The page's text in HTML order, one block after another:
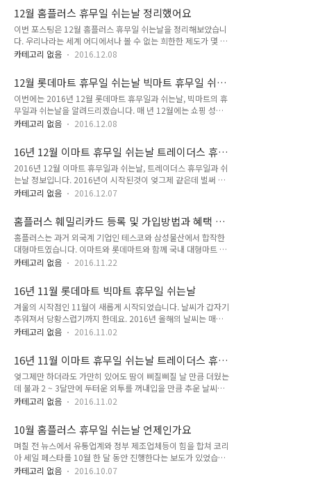
양과 송파, 월드타워, 은평, 김포공항이 쉬는날이며, 수도권은 서
현과 부평역, 천천, 수지, 삼산,..
고형 대형마트인 트레이더스는 한 달에 2번씩 자체적으로 휴무
일을 지정하여 매 번 쉬어줘야 합니다. 정치권에서 골목상권 보
호라는 논리로 규제를 하고 있는 것인데요. 어떤 이마트 매장이
며칠을 휴무일로 지정하여 쉬고 있는지 간단하게 살펴보겠습니
다. 2017년 1월 이마트 에브리데이 휴무일과 쉬는날 2017년 1
부터 휴무일을 갖는 매장이 있네요. 바로 인천점인데요. 1월 8일
일요일에는 상당수의 많은 지점..
12월 홈플러스 휴무일 쉬는날 정리했어요
이번 포스팅은 12월 홈플러스 휴무일 쉬는날을 정리해보았습니
다. 우리나라는 세계 어디에서나 볼 수 없는 희한한 제도가 몇 가
지 있는데요. 그중에 하나가 바로 대형마트 휴무일 지정제도입니
형마트는 한 달에 2번씩 무조건 쉬는날을 정해 영업을 하지 말아
야 하는데요. 얼마전에는 한 달에 4번, 일주일에 한 번씩 무조건
휴무일로 지정해야 한다는 법안이 올라가기도 했습니다. 이래 저
래 고객들만 불편하게 생겼는데요. 어떤 매장이 며칠에 쉬는지
살펴보겠습니다. 16년 12월 이마트 휴무일 쉬는날 트레이더스
월 롯데마트 휴무일 쉬는날 빅마트 휴무일 쉬는날 정보5성급 호
텔 못지않은 4성급 호텔 어디어디..
카테고리 없음 2016.12.08
12월 롯데마트 휴무일 쉬는날 빅마트 휴무일 쉬
는날 정보
이번에는 2016년 12월 롯데마트 휴무일과 쉬는날, 빅마트의 휴
무일과 쉬는날을 알려드리겠습니다. 매 년 12월에는 쇼핑 성수
기로 알려져있는데요. 대형마트는 이 시즌을 놓치지않기위해 여
달에 2번씩 민간의 대형마트는 반드시 휴무일로 지정하여 쉬어
야 하는데요. 어떤 매장이 언제 쉬는지 살펴보겠으며 동시에 롯
데마트의 창고형 대형마트인 빅마트의 휴무일과 쉬는날도 살펴
보겠습니다. 16년 12월 이마트 휴무일 쉬는날 트레이더스 휴무
일 쉬는날 16년 12월 이마트 에브리데이 휴무일 쉬는날 신한카
있는지 알아보아요 12월 11일과 25일 일요일 크리스마스 당일
날에는 거의 대부분의 롯데마트 매장이 ..
카테고리 없음 2016.12.08
16년 12월 이마트 휴무일 쉬는날 트레이더스 휴
무일 쉬는날
2016년 12월 이마트 휴무일과 쉬는날, 트레이더스 휴무일과 쉬
는날 정보입니다. 2016년이 시작된것이 엊그제 같은데 벌써 마
지막 달이네요. 2016년은 다사다난했는데 다가오는 내년 2017
의 창고형 대형마트인 트레이더스의 휴무일과 쉬는날을 정리해
보았습니다. 언제 어떤 매장이 쉬는지 함께 알아볼까요? 16년
12월 이마트 에브리데이 휴무일 쉬는날팔공산 케이블카 이용요
금과 할인내용 보고가세요 르노삼성자동차 서비스센터 위치 찾
아보기 편의점 택배 요금 얼마인가요 티머니 사용처 이것만 알면
월 9일에는 제주도에 위치한 서귀포, 신제주, 제주점이 쉬며 10
일 토요일에는 경기도 고잔점과 안산점..
카테고리 없음 2016.12.07
홈플러스 훼밀리카드 등록 및 가입방법과 혜택 이
렇게하세요
홈플러스는 과거 외국계 기업인 테스코와 삼성물산에서 합작한
대형마트였습니다. 이마트와 롯데마트와 함께 국내 대형마트 2
순위에 랭킹된 유통업체로 현재는 삼성과 테스코 지분이 모두 없
라 365플러스라는 이름의 편의점 업계에도 진출하는 등 활발하
게 영업하고 있습니다. 그리고 홈플러에서는 포인트 카드와 제도
라 할 수 있는 훼밀리카드가 있는데요. 이번 시간에는 홈플러스
훼밀리카드 혜택이 무엇이 있으며 등록 및 가입방법에 대해서도
살펴보겠습니다. 홈플러스 훼밀리카드는 구매금액의 0.5%를 포
러스 매장과 인터넷쇼핑에서 사용할 수 있고 상품권 구매 시에도
사용할 수 있는 포인트 제도입니다. 훼밀리카드라는..
카테고리 없음 2016.11.22
16년 11월 롯데마트 빅마트 휴무일 쉬는날
겨울의 시작점인 11월이 새롭게 시작되었습니다. 날씨가 갑자기
추워져서 당황스럽기까지 한데요. 2016년 올해의 날씨는 매우
덥고 미세먼지에 갑작스러운 추위의 시작까지 여러모로 참 대단
휴무일과 쉬는날에 대해서 살펴볼텐데요. 동시에 롯데마트의 창
고형 대형마트인 빅마트의 휴무일과 쉬는날도 같이 살펴보겠습
니다. 16년 11월 이마트 휴무일 쉬는날 트레이더스 휴무일 쉬는
날 서울근교 캠핑장 추천 성남시 가족 캠핑장 이월드 (구 우방랜
드) 입장료 이용요금과 할인 및 주차안내 도미노피자 할인카드
의 롯데마트 지점이 쉬는날로 지정해서 휴무하고 있습니다. 서울
은 강변, 구로, 서울역, 송파, 잠..
카테고리 없음 2016.11.02
16년 11월 이마트 휴무일 쉬는날 트레이더스 휴
무일 쉬는날
엊그제만 하더라도 가만히 있어도 땀이 삐질삐질 날 만큼 더웠는
데 불과 2 ~ 3달만에 두터운 외투를 꺼내입을 만큼 추운 날씨가
되었습니다. 겨울의 문턱인 11월에 접어들었는데요. 유통업계에
에는 2016년 11월 이마트의 휴무일과 쉬는날에 대해서 살펴볼
텐데요. 더불어서 이마트 계열의 창고형 대형마트인 트레이더스
의 휴무일과 쉬는날도 같이 살펴보겠습니다. 16년 11월 롯데마
트 빅마트 휴무일 쉬는날 대전오월드 자유이용권과 입장료 얼마
에요 쓰레기봉투 가격 수원 의정부 파주 김포 고양 인천 다자녀
카테고리 없음 2016.11.02
10월 홈플러스 휴무일 쉬는날 언제인가요
며칠 전 뉴스에서 유통업계와 정부 제조업체등이 힘을 합쳐 코리
아 세일 페스타를 10월 한 달 동안 진행한다는 보도가 있었습니
다. 뉴스 보도에서는 백화점과 대형마트의 매출이 눈에 띄게 늘
카테고리 없음 2016.10.07